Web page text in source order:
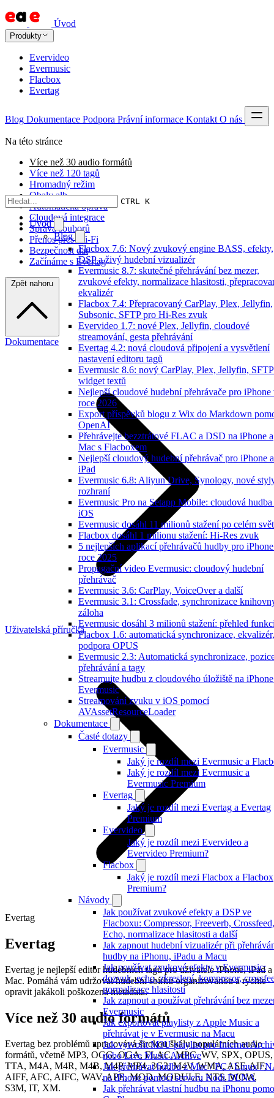
Úvod
Produkty
Evervideo
Evermusic
Flacbox
Evertag
Blog Dokumentace Podpora Právní informace Kontakt O nás
CTRL K
Úvod
Blog
Flacbox 7.6: Nový zvukový engine BASS, efekty,
DSP a živý hudební vizualizér
Evermusic 8.7: skutečné přehrávání bez mezer,
zvukové efekty, normalizace hlasitosti,
ekvalizér
Flacbox 7.4: Přepracovaný CarPlay, Plex, Jellyfin,
Subsonic, SFTP pro Hi-Res zvuk
Evervideo 1.7: nové Plex, Jellyfin, cloudové
streamování, gesta přehrávání
Evertag 4.2: nová cloudová připojení a vysvětlení
nastavení editoru tagů
Evermusic 8.6: nový CarPlay, Plex, Jellyfin,
widget textů
Nejlepší cloudové hudební přehrávače pro iPhone
roce 2026
Export příspěvků blogu z Wix do Markdown
OpenAI
Přehrávejte bezztrátové FLAC a DSD na iPhone a
Mac s Flacboxem
Nejlepší cloudový hudební přehrávač pro iPhone a
iPad
Evermusic 6.8: Aliyun Drive, Synology, nové
rozhraní
Evermusic Pro na Setapp Mobile: cloudová
iOS
Evermusic dosáhl 11 milionů stažení po celém
Flacbox dosáhl 1 milionu stažení: Hi-Res zvuk
5 nejlepších aplikací přehrávačů hudby pro
roce 2025
Propagační video Evermusic: cloudový hudební
přehrávač
Evermusic 3.6: CarPlay, VoiceOver a další
Evermusic 3.1: Crossfade, synchronizace
záloha
Evermusic dosáhl 3 milionů stažení: přehled
Flacbox 1.6: automatická synchronizace, ekvalizér,
podpora OPUS
Evermusic 2.3: Automatická synchronizace,
přehrávání a tagy
Streamujte hudbu z cloudového úložiště na
Evermusic
Streamování zvuku v iOS pomocí
AVAssetResourceLoader
Dokumentace
Časté dotazy
Evermusic
Jaký je rozdíl mezi Evermusic a
Jaký je rozdíl mezi Evermusic a
Evermusic Premium
Evertag
Jaký je rozdíl mezi Evertag a Evertag
Premium
Evervideo
Jaký je rozdíl mezi Evervideo a
Evervideo Premium?
Flacbox
Jaký je rozdíl mezi Flacbox a Flacbox
Premium?
Návody
Jak používat zvukové efekty a DSP ve
Flacboxu: Compressor, Freeverb, Crossfeed,
Echo, normalizace hlasitosti a další
Jak zapnout hudební vizualizér při
hudby na iPhonu, iPadu a Macu
Jak používat zvukové efekty v Evermusic:
dozvuk, echo, zkreslení, kompresor,
normalizace hlasitosti
Jak zapnout a používat přehrávání bez
Evermusic
Jak exportovat playlisty z Apple Music a
přehrávat je v Evermusic na Macu
Jak vytvořit M3U playlist pro Internet
nebo Live Music Archive
Jak přehrávat hudbu z Mac / PC / Linux /
na iPhone pomocí serveru Kodi DLNA
Jak přehrávat vlastní hudbu na iPhonu
Na této stránce
Více než 30 audio formátů
Více než 120 tagů
Hromadný režim
Obaly alb
Automatická oprava
Cloudová integrace
Správa souborů
Přenos přes Wi-Fi
Bezpečnost dat
Začínáme s Evertag
Zpět nahoru
Dokumentace
Uživatelská příručka
Evertag
Evertag
Evertag je nejlepší editor hudebních tagů pro uživatele iPhone, iPad a
Mac. Pomáhá vám udržovat hudební sbírku organizovanou a rychle
opravit jakákoli poškozená metadata.
Více než 30 audio formátů
Evertag bez problémů zpracovává širokou škálu populárních audio
formátů, včetně MP3, OGG, OGA, FLAC, MPC, WV, SPX, OPUS,
TTA, M4A, M4R, M4B, M4P, MP4, 3G2, M4V, WMA, ASF, AIF,
AIFF, AFC, AIFC, WAV, APE, MOD, MODULE, NTS, WOW,
S3M, IT, XM.